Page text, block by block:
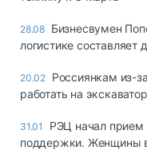
28.08 Бизнесвумен
логистике составляет
20.02 Россиянкам из-
работать на
31.01
РЭЦ начал прием
поддержки. Женщины